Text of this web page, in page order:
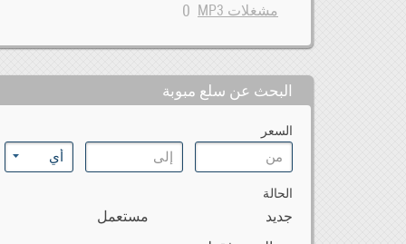
مشغلات MP3 0
البحث عن سلع مبوبة
السعر
الحالة
جديد
مستعمل